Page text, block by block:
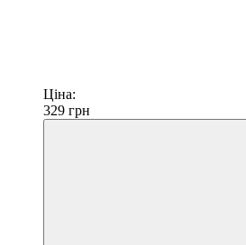
Ціна:
329 грн